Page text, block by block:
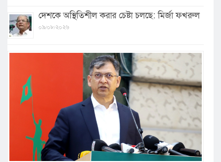
দেশকে অস্থিতিশীল করার চেষ্টা চলছে: মির্জা ফখরুল
০৯/০৮/২০২৬